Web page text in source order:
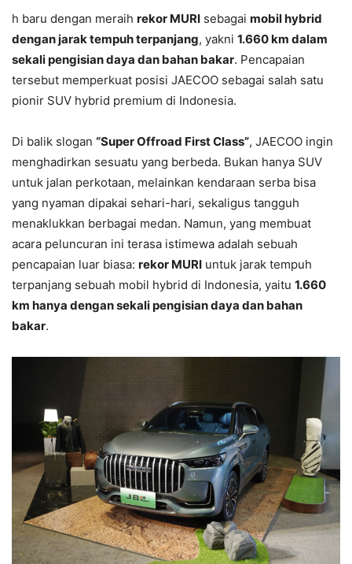
h baru dengan meraih rekor MURI sebagai mobil hybrid
dengan jarak tempuh terpanjang, yakni 1.660 km dalam
sekali pengisian daya dan bahan bakar. Pencapaian
tersebut memperkuat posisi JAECOO sebagai salah satu
pionir SUV hybrid premium di Indonesia.
Di balik slogan “Super Offroad First Class”, JAECOO ingin
menghadirkan sesuatu yang berbeda. Bukan hanya SUV
untuk jalan perkotaan, melainkan kendaraan serba bisa
yang nyaman dipakai sehari-hari, sekaligus tangguh
menaklukkan berbagai medan. Namun, yang membuat
acara peluncuran ini terasa istimewa adalah sebuah
pencapaian luar biasa: rekor MURI untuk jarak tempuh
terpanjang sebuah mobil hybrid di Indonesia, yaitu 1.660
km hanya dengan sekali pengisian daya dan bahan
bakar.